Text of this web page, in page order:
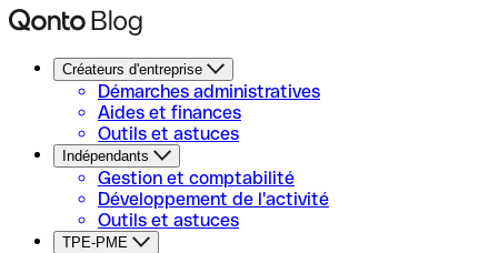
Créateurs d'entreprise
Démarches administratives
Aides et finances
Outils et astuces
Indépendants
Gestion et comptabilité
Développement de l'activité
Outils et astuces
TPE-PME